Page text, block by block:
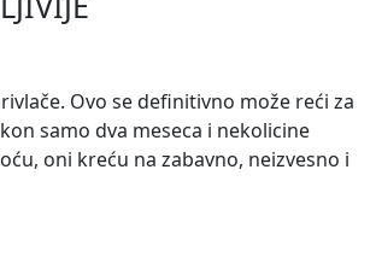
Ovo se definitivno može reći za
samo dva meseca i nekolicine
oni kreću na zabavno, neizvesno i